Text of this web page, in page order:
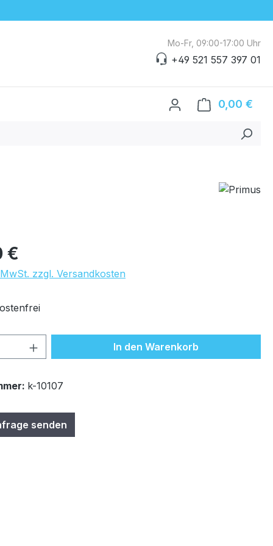
Mo-Fr, 09:00-17:00 Uhr
+49 521 557 397 01
0,00 €
€
zzgl. Versandkosten
Gib den gewünschten Wert
In den Warenkorb
k-10107
senden